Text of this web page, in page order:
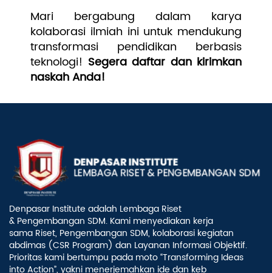
Mari bergabung dalam karya
kolaborasi ilmiah ini untuk mendukung
transformasi pendidikan berbasis
teknologi! Segera daftar dan kirimkan
naskah Anda!
Denpasar Institute adalah Lembaga Riset
& Pengembangan SDM. Kami menyediakan kerja
sama Riset, Pengembangan SDM, kolaborasi kegiatan
abdimas (CSR Program) dan Layanan Informasi Objektif.
Prioritas kami bertumpu pada moto “Transforming Ideas
into Action”, yakni menerjemahkan ide dan keb